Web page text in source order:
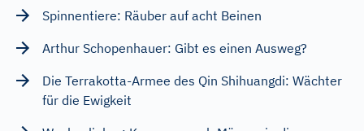
Spinnentiere: Räuber auf acht Beinen
Arthur Schopenhauer: Gibt es einen Ausweg?
Die Terrakotta-Armee des Qin Shihuangdi: Wächter
für die Ewigkeit